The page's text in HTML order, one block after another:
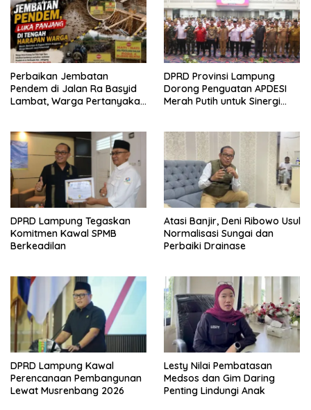
Perbaikan Jembatan
Pendem di Jalan Ra Basyid
Lambat, Warga Pertanyakan
DPRD Provinsi Lampung
Dorong Penguatan APDESI
Merah Putih untuk Sinergi
DPRD Lampung Tegaskan
Komitmen Kawal SPMB
Berkeadilan
Atasi Banjir, Deni Ribowo Usul
Normalisasi Sungai dan
Perbaiki Drainase
DPRD Lampung Kawal
Perencanaan Pembangunan
Lewat Musrenbang 2026
Lesty Nilai Pembatasan
Medsos dan Gim Daring
Penting Lindungi Anak